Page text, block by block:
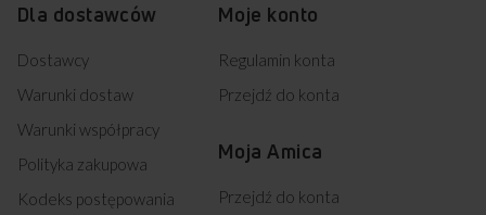
Dla dostawców
Dostawcy
Warunki dostaw
Warunki współpracy
Polityka zakupowa
Kodeks postępowania
Moje konto
Regulamin konta
Przejdź do konta
Moja Amica
Przejdź do konta